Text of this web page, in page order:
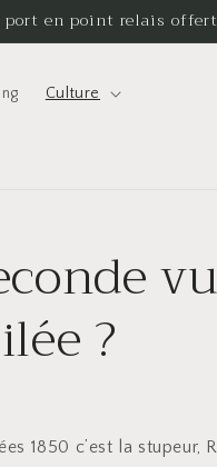
port en point relais
Culture
?
1850 c’est la